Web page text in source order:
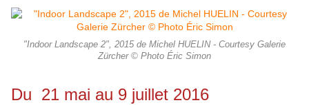
"Indoor Landscape 2", 2015 de Michel HUELIN - Courtesy Galerie
Zürcher © Photo Éric Simon
Du 21 mai au 9 juillet 2016